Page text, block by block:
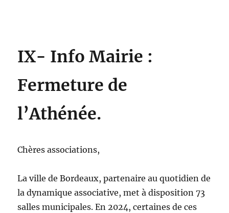
IX- Info Mairie :
Fermeture de
l’Athénée.
Chères associations,
La ville de Bordeaux, partenaire au quotidien de
la dynamique associative, met à disposition 73
salles municipales. En 2024, certaines de ces